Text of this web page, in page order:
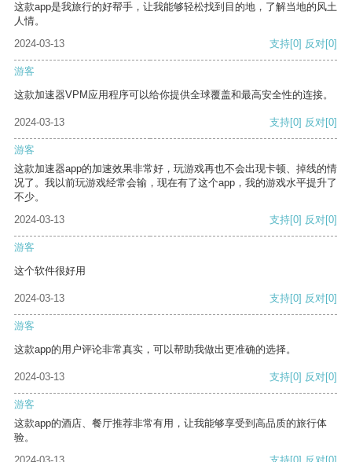
这款app是我旅行的好帮手，让我能够轻松找到目的地，了解当地的风土
人情。
2024-03-13
支持[0] 反对[0]
游客
这款加速器VPM应用程序可以给你提供全球覆盖和最高安全性的连接。
2024-03-13 支持[0] 反对[0]
游客
这款加速器app的加速效果非常好，玩游戏再也不会出现卡顿、掉线的情
况了。我以前玩游戏经常会输，现在有了这个app，我的游戏水平提升了
不少。
2024-03-13
支持[0] 反对[0]
游客
这个软件很好用
2024-03-13 支持[0] 反对[0]
游客
这款app的用户评论非常真实，可以帮助我做出更准确的选择。
2024-03-13 支持[0] 反对[0]
游客
这款app的酒店、餐厅推荐非常有用，让我能够享受到高品质的旅行体
验。